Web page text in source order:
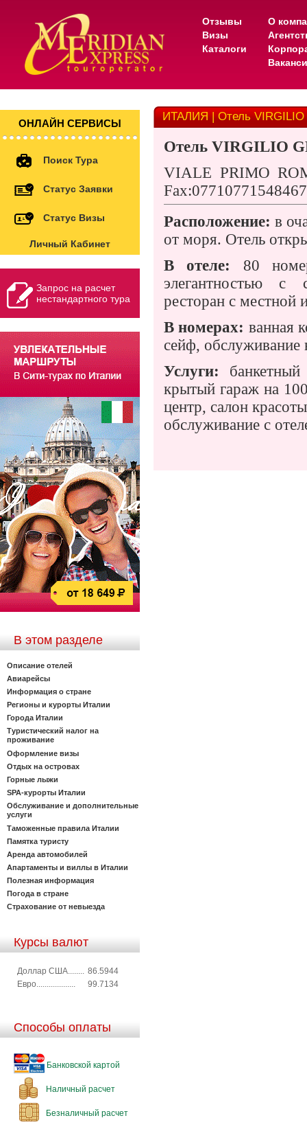
Отзывы
Визы
Каталоги
О
ОНЛАЙН СЕРВИСЫ
Поиск Тура
Статус Заявки
Статус Визы
Личный Кабинет
Запрос на расчет
нестандартного тура
В этом разделе
Описание отелей
Авиарейсы
Информация о стране
Регионы и курорты Италии
Города Италии
Туристический налог на
проживание
Оформление визы
Отдых на островах
Горные лыжи
SPA-курорты Италии
Обслуживание и дополнительные
услуги
Таможенные правила Италии
Памятка туристу
Аренда автомобилей
Апартаменты и виллы в Италии
Полезная информация
Погода в стране
Страхование от невыезда
Курсы валют
Доллар США........ 86.5944
Евро...................
99.7134
Способы оплаты
Банковской картой
Наличный расчет
Безналичный расчет
ИТАЛИЯ | Отель VIRGILIO
Отель VIRGILIO
VIALE PRIMO
Расположение: в
от моря. Отель
В отеле: 80
элегантностью с
ресторан с местной
В номерах: ванная
сейф,
Услуги:
крытый гараж на
центр, салон
обслуживание с